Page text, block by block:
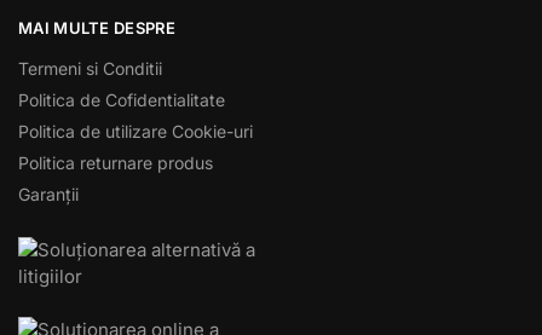
MAI MULTE DESPRE
Termeni si Conditii
Politica de Cofidentialitate
Politica de utilizare Cookie-uri
Politica returnare produs
Garanții